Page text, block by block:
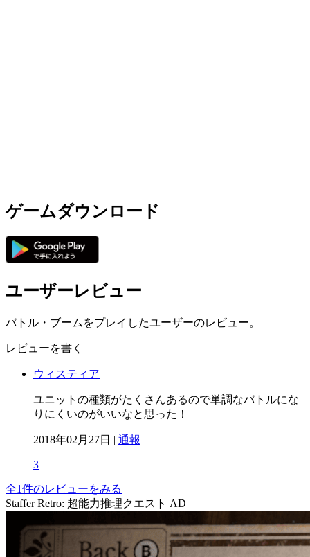
ゲームダウンロード
ユーザーレビュー
バトル・ブームをプレイしたユーザーのレビュー。
レビューを書く
ウィスティア
ユニットの種類がたくさんあるので単調なバトルにな
りにくいのがいいなと思った！
2018年02月27日 | 通報
3
全1件のレビューをみる
Staffer Retro: 超能力推理クエスト AD